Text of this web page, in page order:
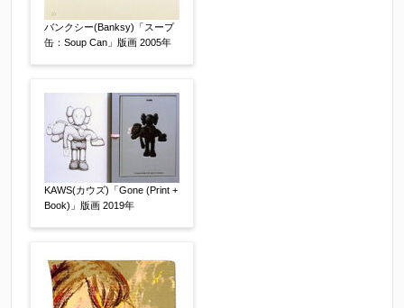
らお知らせください。その価格が適切かお返事申
し上げます。
バンクシー(Banksy)「スープ
缶：Soup Can」版画 2005年
KAWS(カウズ)「Gone (Print +
Book)」版画 2019年